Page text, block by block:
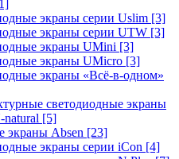
экраны серии Uslim [3]
экраны серии UTW [3]
экраны UMini [3]
экраны UMicro [3]
экраны «Всё-в-одном»
светодиодные экраны
natural [5]
экраны Absen [23]
экраны серии iCon [4]